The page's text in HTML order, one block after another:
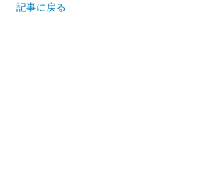
記事に戻る